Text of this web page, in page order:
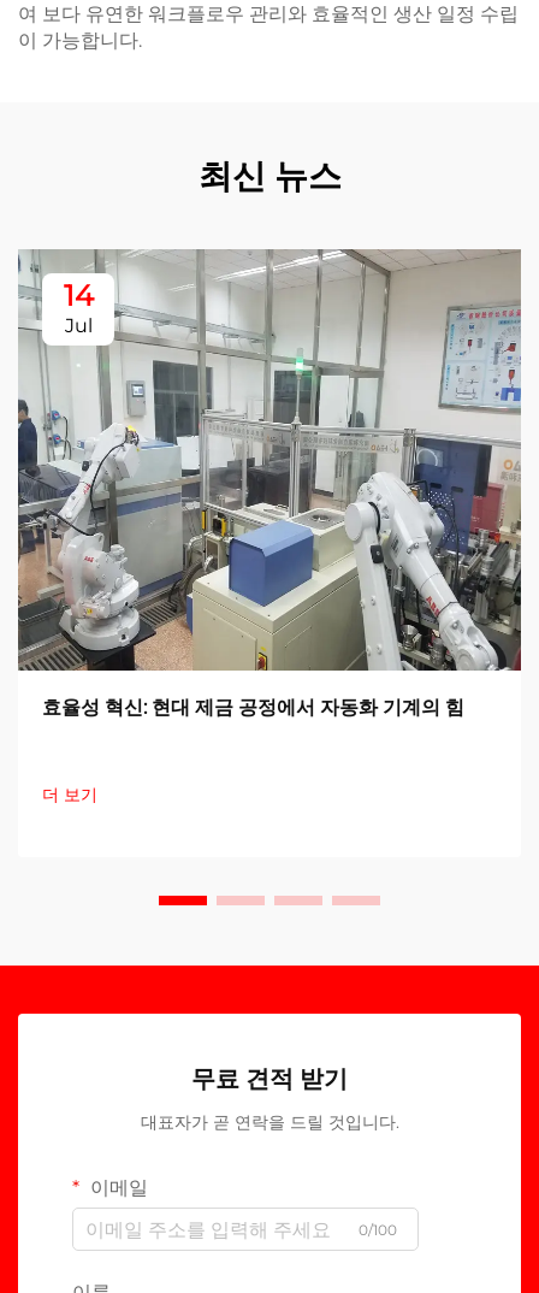
여 보다 유연한 워크플로우 관리와 효율적인 생산 일정 수립
이 가능합니다.
최신 뉴스
14
Jul
효율성 혁신: 현대 제금 공정에서 자동화 기계의 힘
더 보기
무료 견적 받기
대표자가 곧 연락을 드릴 것입니다.
이메일
0/100